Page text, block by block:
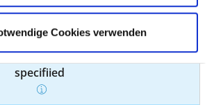
Cookies verwenden
specified
not
specified
5-279